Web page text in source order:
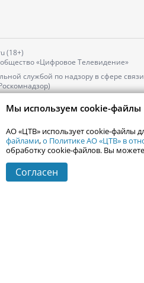
(18+)
«Цифровое Телевидение»
службой по надзору в сфере
принятия решения о
244-87-87,
news@uralweb.ru
Екатеринбург
Мы используем cookie-файлы
АО «ЦТВ» использует cookie-файлы
файлами,о Политике АО «ЦТВ» в
обработку cookie-файлов. Вы
Согласен